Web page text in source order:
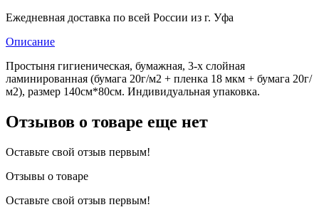
Ежедневная доставка по всей России из г. Уфа
Описание
Простыня гигиеническая, бумажная, 3-х слойная
ламинированная (бумага 20г/м2 + пленка 18 мкм + бумага 20г/
м2), размер 140см*80см. Индивидуальная упаковка.
Отзывов о товаре еще нет
Оставьте свой отзыв первым!
Отзывы о товаре
Оставьте свой отзыв первым!